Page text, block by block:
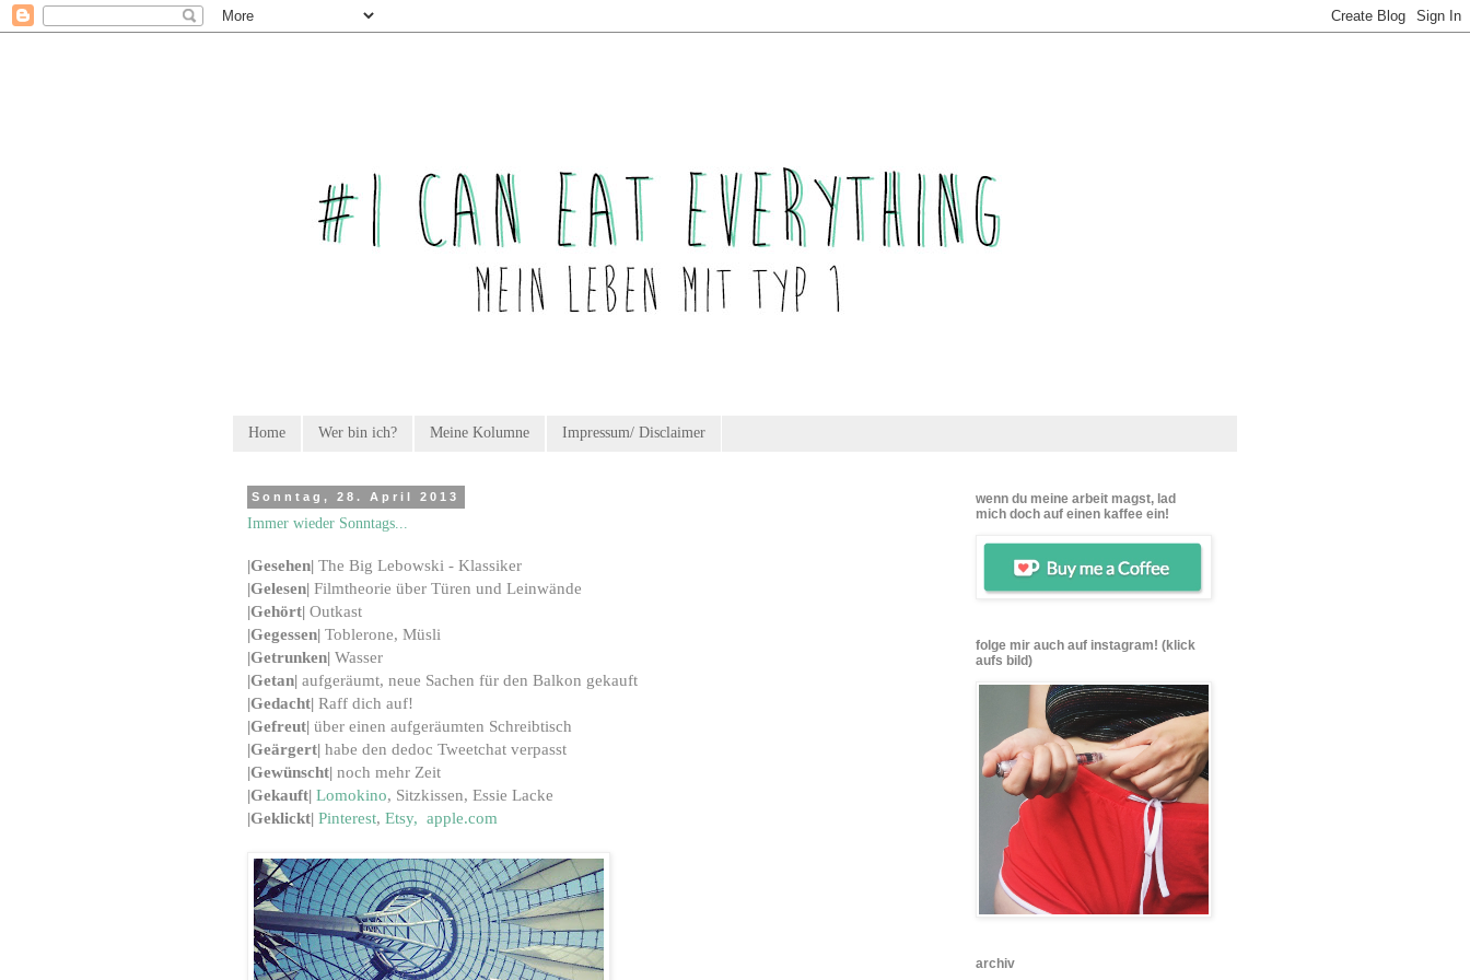
Home Wer bin ich? Meine Kolumne Impressum/ Disclaimer
Sonntag, 28. April 2013
Immer wieder Sonntags...
|Gesehen| The Big Lebowski - Klassiker
|Gelesen| Filmtheorie über Türen und Leinwände
|Gehört| Outkast
|Gegessen| Toblerone, Müsli
|Getrunken| Wasser
|Getan| aufgeräumt, neue Sachen für den Balkon gekauft
|Gedacht| Raff dich auf!
|Gefreut| über einen aufgeräumten Schreibtisch
|Geärgert| habe den dedoc Tweetchat verpasst
|Gewünscht| noch mehr Zeit
|Gekauft| Lomokino, Sitzkissen, Essie Lacke
|Geklickt| Pinterest, Etsy, apple.com
wenn du meine arbeit magst, lad
mich doch auf einen kaffee ein!
folge mir auch auf instagram! (klick
aufs bild)
archiv